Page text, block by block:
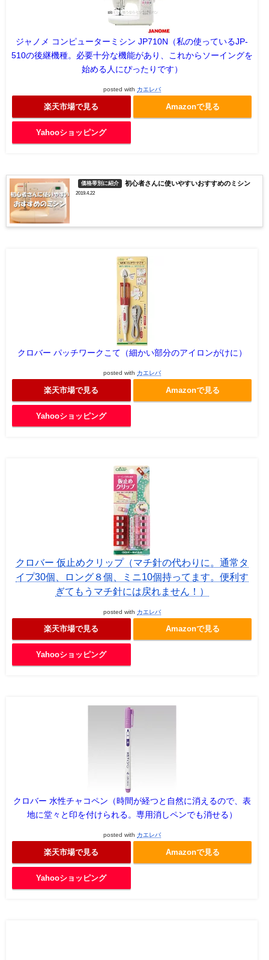
ジャノメ コンピューターミシン JP710N（私の使っているJP-
510の後継機種。必要十分な機能があり、これからソーイングを
始める人にぴったりです）
posted with カエレバ
楽天市場で見る Amazonで見る
Yahooショッピング
価格帯別に紹介 初心者さんに使いやすいおすすめのミシン
2019.4.22
クロバー パッチワークこて（細かい部分のアイロンがけに）
posted with カエレバ
楽天市場で見る Amazonで見る
Yahooショッピング
クロバー 仮止めクリップ（マチ針の代わりに。通常タ
イプ30個、ロング８個、ミニ10個持ってます。便利す
ぎてもうマチ針には戻れません！）
posted with カエレバ
楽天市場で見る Amazonで見る
Yahooショッピング
クロバー 水性チャコペン（時間が経つと自然に消えるので、表
地に堂々と印を付けられる。専用消しペンでも消せる）
posted with カエレバ
楽天市場で見る Amazonで見る
Yahooショッピング